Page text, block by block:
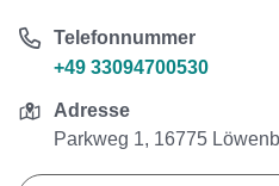
Telefonnummer
+49 33094700530
Adresse
Parkweg 1, 16775